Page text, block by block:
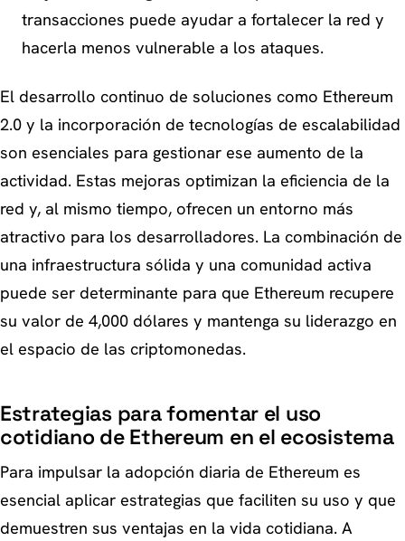
transacciones puede ayudar a fortalecer la red y
hacerla menos vulnerable a los ataques.
El desarrollo continuo de soluciones como Ethereum
2.0 y la incorporación de tecnologías de escalabilidad
son esenciales para gestionar ese aumento de la
actividad. Estas mejoras optimizan la eficiencia de la
red y, al mismo tiempo, ofrecen un entorno más
atractivo para los desarrolladores. La combinación de
una infraestructura sólida y una comunidad activa
puede ser determinante para que Ethereum recupere
su valor de 4,000 dólares y mantenga su liderazgo en
el espacio de las criptomonedas.
Estrategias para fomentar el uso
cotidiano de Ethereum en el ecosistema
Para impulsar la adopción diaria de Ethereum es
esencial aplicar estrategias que faciliten su uso y que
demuestren sus ventajas en la vida cotidiana. A